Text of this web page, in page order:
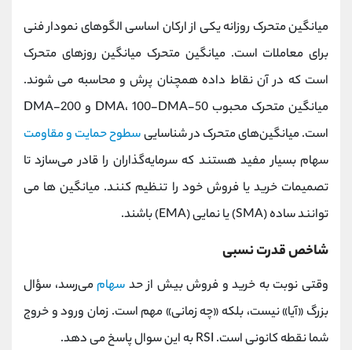
میانگین متحرک روزانه یکی از ارکان اساسی الگوهای نمودار فنی
برای معاملات است. میانگین متحرک میانگین روزهای متحرک
است که در آن نقاط داده همچنان پرش و محاسبه می شوند.
میانگین متحرک محبوب 50-DMA، 100-DMA و 200-DMA
است. میانگین‌های متحرک در شناساییسطوح حمایت و مقاومت
سهام بسیار مفید هستند که سرمایه‌گذاران را قادر می‌سازد تا
تصمیمات خرید یا فروش خود را تنظیم کنند. میانگین ها می
توانند ساده (SMA) یا نمایی (EMA) باشند.
شاخص قدرت نسبی
وقتی نوبت به خرید و فروش بیش از حد سهام می‌رسد، سؤال
بزرگ «آیا» نیست، بلکه «چه زمانی» مهم است. زمان ورود و خروج
شما نقطه کانونی است. RSI به این سوال پاسخ می دهد.